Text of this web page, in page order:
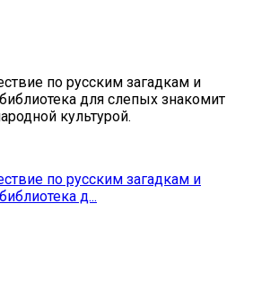
по русским загадкам и
для слепых знакомит
культурой.
по русским загадкам и
д...